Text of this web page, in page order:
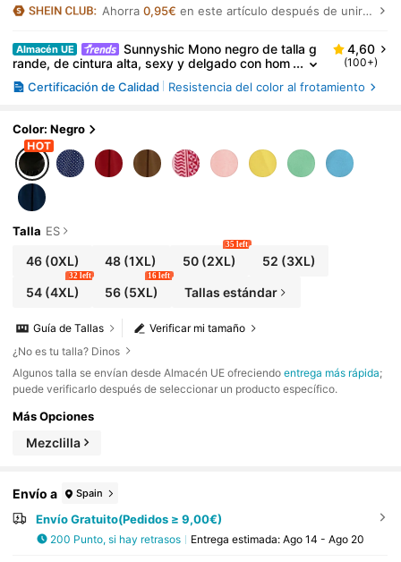
Ahorra 0,95€ en este artículo después de unirte.
Almacén UE
Sunnyshic Mono negro de talla g
rande, de cintura alta, sexy y delgado con hom
bros descubiertos, casual y estilizador, para pri
mavera/verano
4,60
(100+)
Certificación de Calidad Resistencia del color al frotamiento
Color: Negro
Talla ES
46(0XL) 48 (1XL) 50(2XL)
35 left
52 (3XL)
54(4XL)
32 left
56 (5XL)
16 left
Tallas estándar
Verificar mi tamaño
Guía de Tallas
¿No es tu talla? Dinos
​Algunos talla se envían desde Almacén UE ofreciendoentrega más rápida;
puede verificarlo después de seleccionar un producto específico.
Más Opciones
Mezclilla
Envío a Spain
Envío Gratuito(Pedidos ≥ 9,00€)
200 Punto, si hay retrasos Entrega estimada: Ago 14 - Ago 20